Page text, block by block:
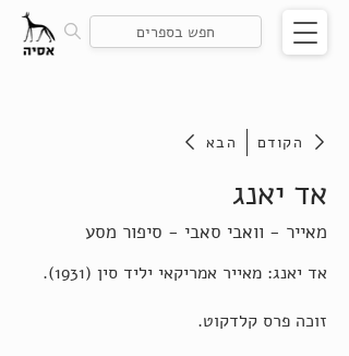
הבא הקודם
אד יאנג
מאייר - וואבי סאבי - סיפור מסע
אד יאנג: מאייר אמריקאי יליד סין (1931).
זוכה פרס קלדקוט.